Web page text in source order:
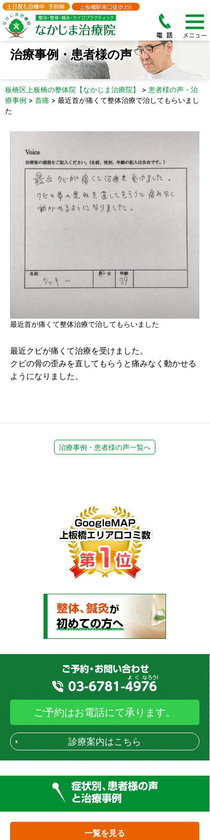
治療事例・患者様の声
板橋区上板橋の整体院【なかじま治療院】 > 患者様の声・治
療事例 > 首痛 > 最近首が痛くて整体治療で治してもらいまし
た
最近首が痛くて整体治療で治してもらいました
最近クビが痛くて治療を受けました。
クビの骨の歪みを直してもらうと痛みなく動かせる
ようになりました。
治療事例・患者様の声一覧へ
ご予約はお電話にて承ります。
診療案内はこちら
一覧を見る